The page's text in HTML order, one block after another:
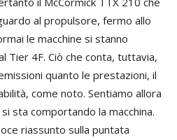
al propulsore, fermo allo
le macchine si stanno
Tier 4F. Ciò che conta, tuttavia,
quanto le prestazioni, il
come noto. Sentiamo allora
sta comportando la macchina.
riassunto sulla puntata